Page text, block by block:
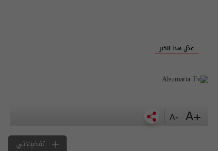
عدّل هذا الخبر
تفضيلاتي
+A
-A